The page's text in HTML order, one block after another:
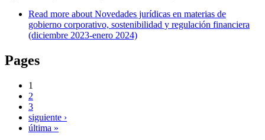
Read more about Novedades jurídicas en materias de
gobierno corporativo, sostenibilidad y regulación financiera
(diciembre 2023-enero 2024)
Pages
1
2
3
siguiente ›
última »